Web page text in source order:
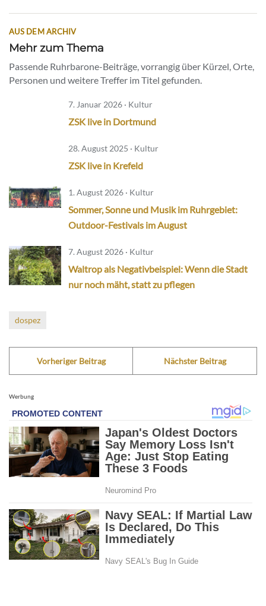
AUS DEM ARCHIV
Mehr zum Thema
Passende Ruhrbarone-Beiträge, vorrangig über Kürzel, Orte,
Personen und weitere Treffer im Titel gefunden.
7. Januar 2026 · Kultur
ZSK live in Dortmund
28. August 2025 · Kultur
ZSK live in Krefeld
1. August 2026 · Kultur
Sommer, Sonne und Musik im Ruhrgebiet:
Outdoor-Festivals im August
7. August 2026 · Kultur
Waltrop als Negativbeispiel: Wenn die Stadt
nur noch mäht, statt zu pflegen
dospez
Vorheriger Beitrag Nächster Beitrag
Werbung